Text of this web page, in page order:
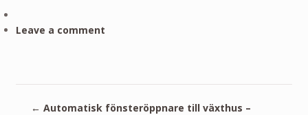
Leave a comment
← Automatisk fönsteröppnare till växthus –